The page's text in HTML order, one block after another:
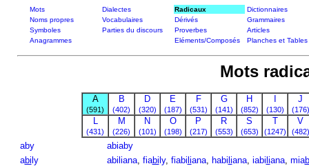
Mots Dialectes Radicaux
Dictionnaires
Noms propres
Vocabulaires Dérivés
Grammaires
Symboles
Parties du discours Proverbes
Articles
Anagrammes
Eléments/Composés Planches et Tables
Mots
A
(591)
B
(402)
D
(320)
E
(187)
F
(531)
G
(141)
H
(852) (130)
J
(176)
L
(431)
M
(226)
N
(101)
O
(198)
P
(217)
R
(553)
S
(653)
T
(1247)
V
(482)
aby
abiaby
abi ly abiliana, fiabi ly, fiabi liana, habi liana, iabi liana, mia